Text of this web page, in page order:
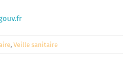
, Veille sanitaire